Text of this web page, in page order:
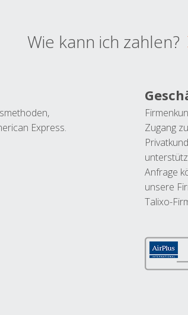
Wie kann ich zahlen?
Express.
Zugang
Anfrage
unsere
Talixo-